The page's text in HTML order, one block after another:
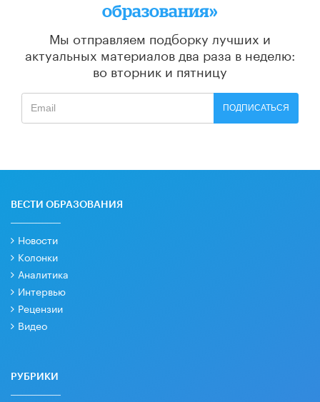
образования»
Мы отправляем подборку лучших и
актуальных материалов два раза в неделю:
во вторник и пятницу
ПОДПИСАТЬСЯ
ВЕСТИ ОБРАЗОВАНИЯ
Новости
Колонки
Аналитика
Интервью
Рецензии
Видео
РУБРИКИ